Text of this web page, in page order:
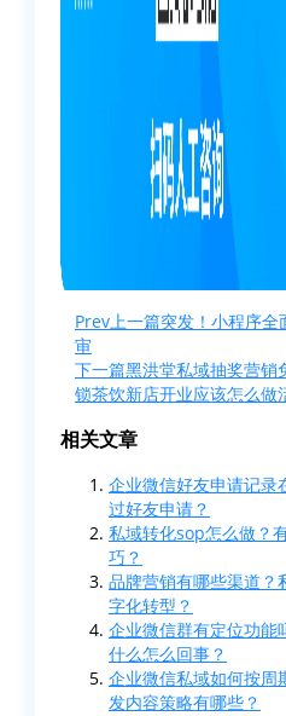
Prev上一篇突发！小程序全
审
下一篇黑洪堂私域抽奖营销
锁茶饮新店开业应该怎么做
相关文章
企业微信好友申请记录
过好友申请？
私域转化sop怎么做？
巧？
品牌营销有哪些渠道？
字化转型？
企业微信群有定位功能
什么怎么回事？
企业微信私域如何按周
发内容策略有哪些？